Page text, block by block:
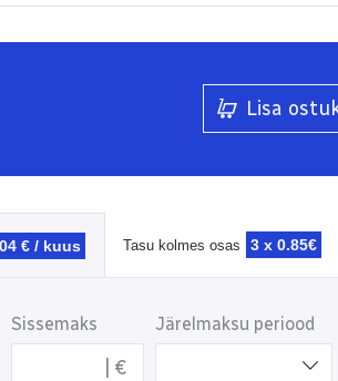
Lisa
€ / kuus Tasu kolmes osas 3 x 0.85€
Sissemaks
€
Järelmaksu periood